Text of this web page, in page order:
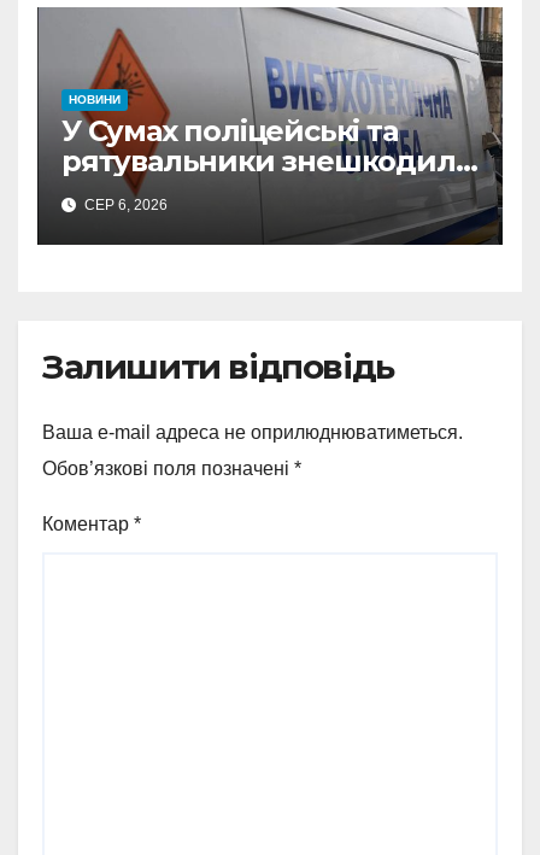
з Охтирки
НОВИНИ
У Сумах поліцейські та
рятувальники знешкодили
500-кілограмову авіабомбу
росіян
СЕР 6, 2026
Залишити відповідь
Ваша e-mail адреса не оприлюднюватиметься.
Обов’язкові поля позначені *
Коментар *